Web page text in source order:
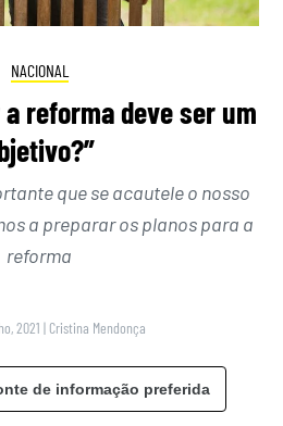
NACIONAL
a reforma deve ser um
que se acautele o nosso
a preparar os planos para a
reforma
2021 | Cristina Mendonça
de informação preferida